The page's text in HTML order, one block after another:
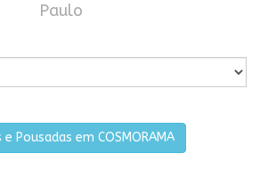
Paulo
e Pousadas em COSMORAMA